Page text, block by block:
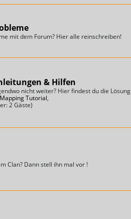
mit dem Forum? Hier alle reinschreiben!
& Hilfen
nicht weiter? Hier findest du die
Tutorial,
2 Gäste)
Clan? Dann stell ihn mal vor !